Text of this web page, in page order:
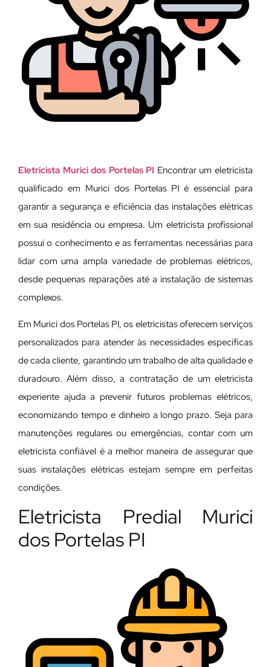
Eletricista Murici dos Portelas PI Encontrar um eletricista
qualificado em Murici dos Portelas PI é essencial para
garantir a segurança e eficiência das instalações elétricas
em sua residência ou empresa. Um eletricista profissional
possui o conhecimento e as ferramentas necessárias para
lidar com uma ampla variedade de problemas elétricos,
desde pequenas reparações até a instalação de sistemas
complexos.
Em Murici dos Portelas PI, os eletricistas oferecem serviços
personalizados para atender às necessidades específicas
de cada cliente, garantindo um trabalho de alta qualidade e
duradouro. Além disso, a contratação de um eletricista
experiente ajuda a prevenir futuros problemas elétricos,
economizando tempo e dinheiro a longo prazo. Seja para
manutenções regulares ou emergências, contar com um
eletricista confiável é a melhor maneira de assegurar que
suas instalações elétricas estejam sempre em perfeitas
condições.
Eletricista Predial Murici
dos Portelas PI